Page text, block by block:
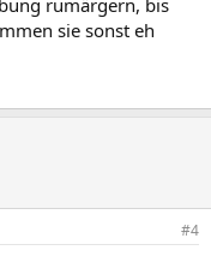
sie sonst eh
#4